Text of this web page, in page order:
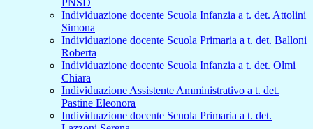
PNSD
Individuazione docente Scuola Infanzia a t. det. Attolini
Simona
Individuazione docente Scuola Primaria a t. det. Balloni
Roberta
Individuazione docente Scuola Infanzia a t. det. Olmi
Chiara
Individuazione Assistente Amministrativo a t. det.
Pastine Eleonora
Individuazione docente Scuola Primaria a t. det.